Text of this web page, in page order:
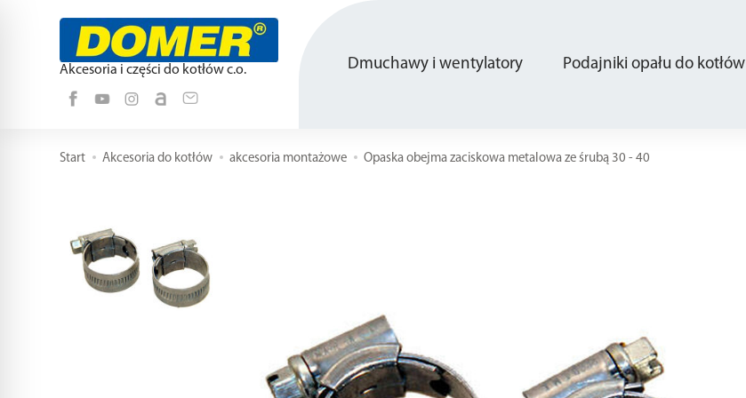
Akcesoria i części do kotłów c.o. Dmuchawy i wentylatory Podajniki opału do kotłów
Start Akcesoria do kotłów akcesoria montażowe Opaska obejma zaciskowa metalowa ze śrubą 30 - 40